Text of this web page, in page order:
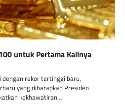
untuk Pertama Kalinya
dengan rekor tertinggi baru,
yang diharapkan Presiden
kekhawatiran…